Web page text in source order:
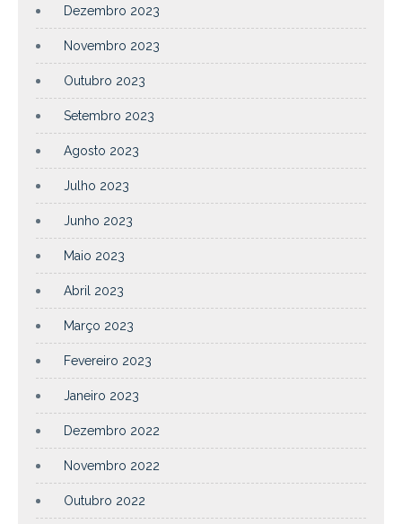
Dezembro 2023
Novembro 2023
Outubro 2023
Setembro 2023
Agosto 2023
Julho 2023
Junho 2023
Maio 2023
Abril 2023
Março 2023
Fevereiro 2023
Janeiro 2023
Dezembro 2022
Novembro 2022
Outubro 2022